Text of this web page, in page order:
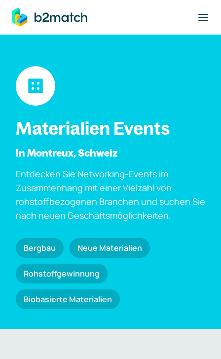
springen
Materialien Events
In Montreux, Schweiz
Entdecken Sie Networking-Events im
Zusammenhang mit einer Vielzahl von
rohstoffbezogenen Branchen und suchen Sie
nach neuen Geschäftsmöglichkeiten.
Bergbau Neue Materialien
Rohstoffgewinnung
Biobasierte Materialien